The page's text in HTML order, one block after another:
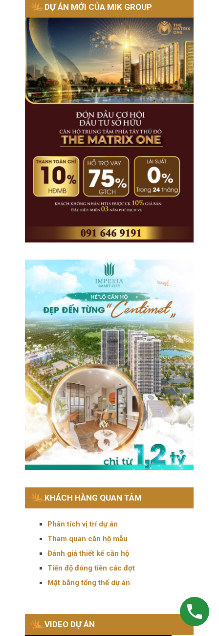
DỰ ÁN MỚI CỦA MIK GROUP
KHÁCH HÀNG QUAN TÂM
Phân tích vị trí dự án
Tham quan căn hộ mẫu
Đánh giá thiết kế căn hộ
Tiến độ đóng tiền các đợt
Mặt bằng tổng thể dự án
VIDEO DỰ ÁN